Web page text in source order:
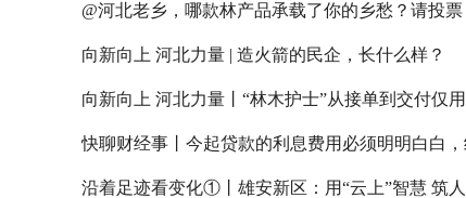
@河北老乡，哪款林产品承载了你的乡愁？请投票
向新向上 河北力量 | 造火箭的民企，长什么样？
沿着足迹看变化①丨雄安新区：用“云上”智慧 筑